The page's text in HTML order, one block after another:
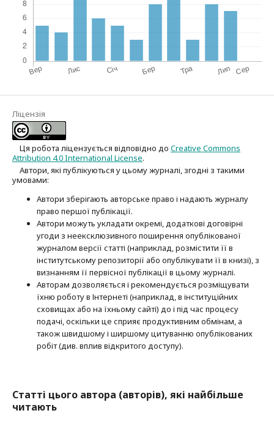
Ліцензія
Ця робота ліцензується відповідно до Creative Commons
Attribution 4.0 International License.
Автори, які публікуються у цьому журналі, згодні з такими
умовами:
Автори зберігають авторське право і надають журналу
право першої публі­кації.
Автори можуть укладати окремі, додат­кові договірні
угоди з неексклюзив­ного поширення опублікованої
журналом версії статті (наприклад, розмістити її в
інститутському репозиторії або опубліку­вати її в книзі), з
визнанням її первісної публікації в цьому журналі.
Авторам дозволяється і рекомендується розміщувати
їхню роботу в Інтернеті (наприклад, в інституційних
сховищах або на їхньому сайті) до і під час процесу
подачі, оскільки це сприяє продуктивним обмінам, а
також швидшому і ширшому цитуванню опубліко­ва­них
робіт (див. вплив відкритого доступу).
Статті цього автора (авторів), які найбільше
читають